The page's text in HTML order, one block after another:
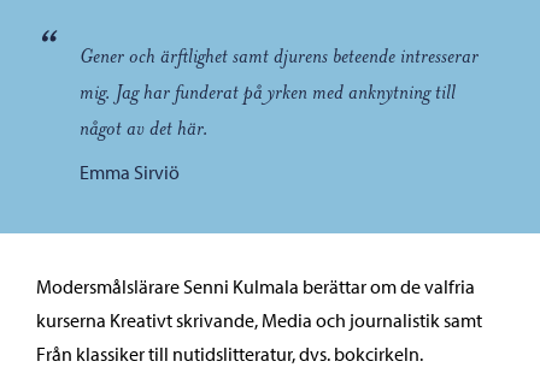
“
Gener och ärftlighet samt djurens beteende intresserar
mig. Jag har funderat på yrken med anknytning till
något av det här.
Emma Sirviö
Modersmålslärare Senni Kulmala berättar om de valfria
kurserna Kreativt skrivande, Media och journalistik samt
Från klassiker till nutidslitteratur, dvs. bokcirkeln.